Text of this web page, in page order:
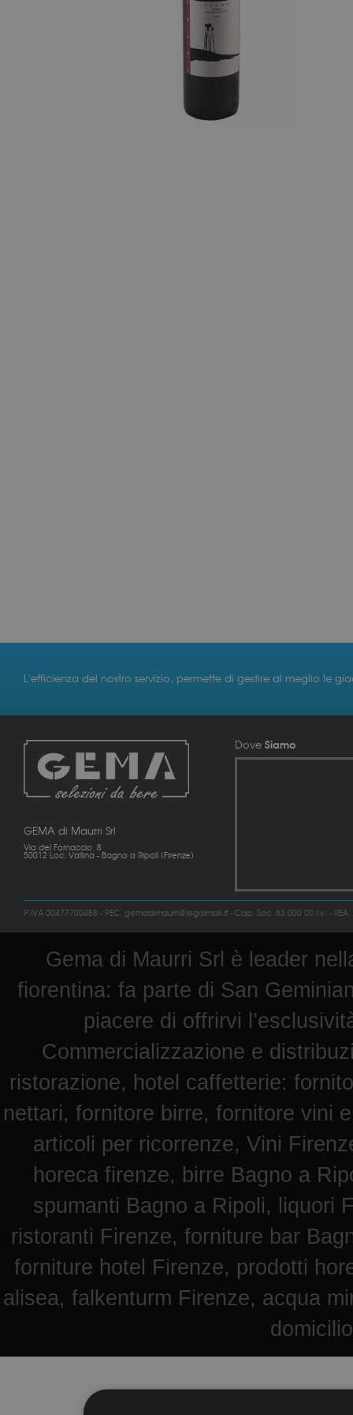
L'efficienza del nostro servizio, permette di gestire al meglio le
GEMA di Maurri Srl
Via del Fornaccio, 8
50012 Loc. Vallina - Bagno a Ripoli (Firenze)
Dove Siamo
P.IVA 00477700488 - PEC. gemadimaurri@legalmail.it - Cap. Soc. 63.000,00 i.v. -
Gema di Maurri Srl è leader
fiorentina: fa parte di San
piacere di offrirvi
Commercializzazione e
ristorazione, hotel caffetterie:
nettari, fornitore birre, fornitore vini
articoli per ricorrenze, Vini
horeca firenze, birre Bagno a
spumanti Bagno a Ripoli, liquori
ristoranti Firenze, forniture bar
forniture hotel Firenze, prodotti
alisea, falkenturm Firenze, acqua